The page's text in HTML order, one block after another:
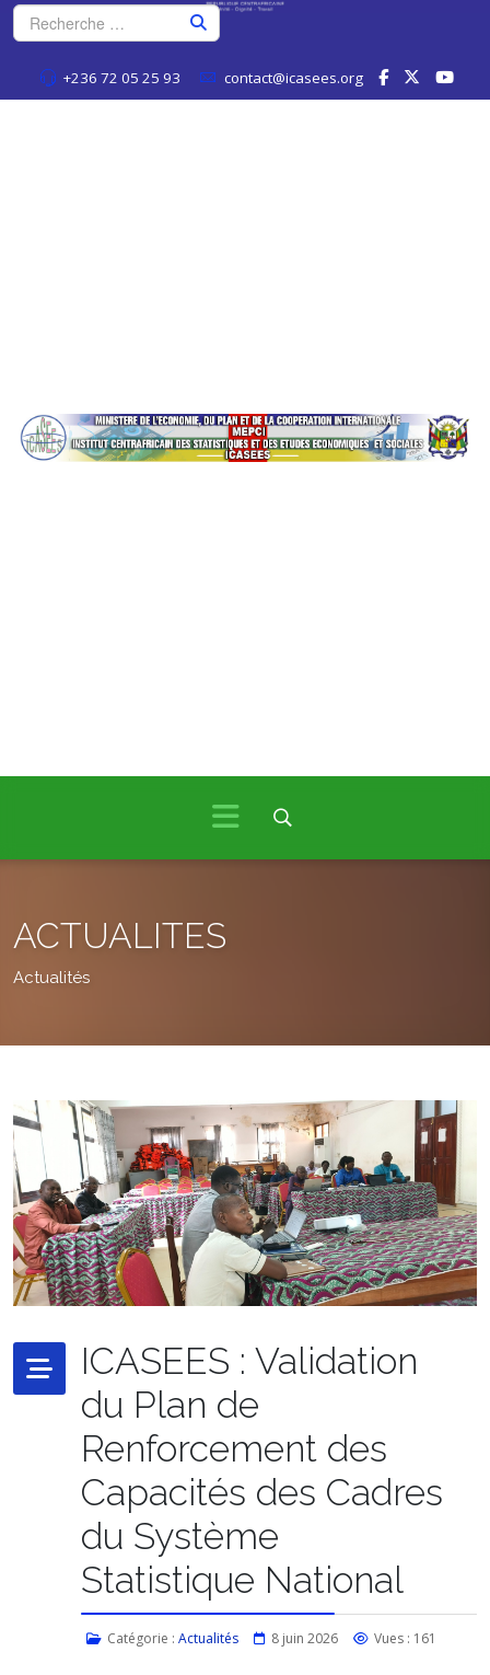
+236 72 05 25 93 contact@icasees.org
ACTUALITES
Actualités
ICASEES : Validation
du Plan de
Renforcement des
Capacités des Cadres
du Système
Statistique National
Catégorie : Actualités 8 juin 2026 Vues : 161